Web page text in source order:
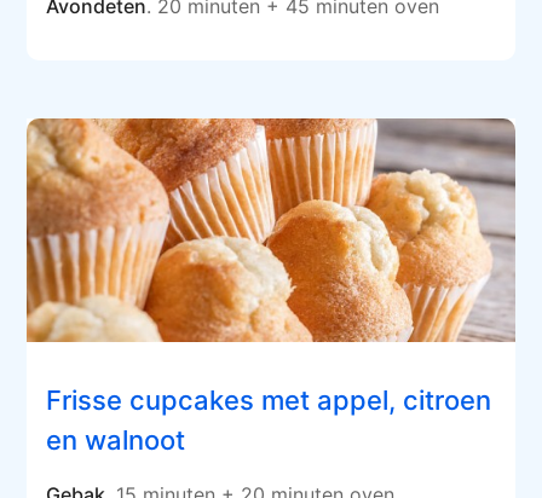
Avondeten. 20 minuten + 45 minuten oven
Frisse cupcakes met appel, citroen
en walnoot